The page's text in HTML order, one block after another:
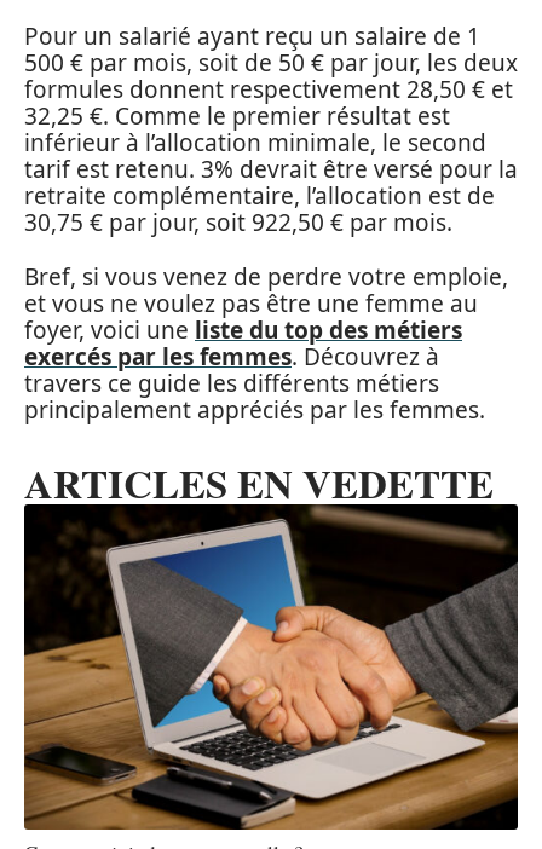
Pour un salarié ayant reçu un salaire de 1
500 € par mois, soit de 50 € par jour, les deux
formules donnent respectivement 28,50 € et
32,25 €. Comme le premier résultat est
inférieur à l’allocation minimale, le second
tarif est retenu. 3% devrait être versé pour la
retraite complémentaire, l’allocation est de
30,75 € par jour, soit 922,50 € par mois.
Bref, si vous venez de perdre votre emploie,
et vous ne voulez pas être une femme au
foyer, voici une liste du top des métiers
exercés par les femmes. Découvrez à
travers ce guide les différents métiers
principalement appréciés par les femmes.
ARTICLES EN VEDETTE